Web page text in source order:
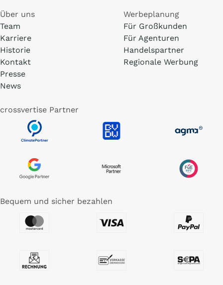
Über uns
Team
Karriere
Historie
Kontakt
Presse
News
Werbeplanung
Für Großkunden
Für Agenturen
Handelspartner
Regionale Werbung
crossvertise Partner
Bequem und sicher bezahlen